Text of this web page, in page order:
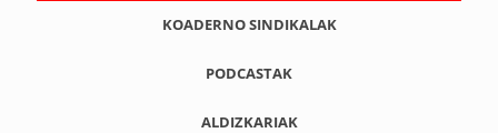
KOADERNO SINDIKALAK
PODCASTAK
ALDIZKARIAK